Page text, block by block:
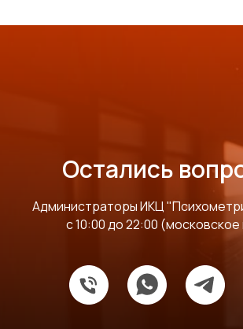
Остались
Администраторы ИКЦ
с 10:00 до 22:00